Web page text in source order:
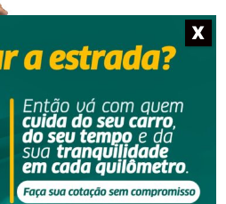
golpe da falsa
R$ 20 mil
X